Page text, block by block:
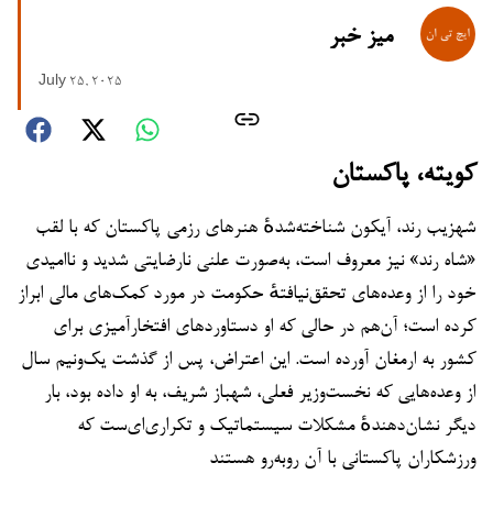
میز خبر
July 25, 2025
کویته، پاکستان
شهزیب رند، آیکون شناخته‌شدهٔ هنرهای رزمی پاکستان که با لقب
«شاه رند» نیز معروف است، به‌صورت علنی نارضایتی شدید و ناامیدی
خود را از وعده‌های تحقق‌نیافتهٔ حکومت در مورد کمک‌های مالی ابراز
کرده است؛ آن‌هم در حالی که او دستاوردهای افتخارآمیزی برای
کشور به ارمغان آورده است. این اعتراض، پس از گذشت یک‌ونیم سال
از وعده‌هایی که نخست‌وزیر فعلی، شهباز شریف، به او داده بود، بار
دیگر نشان‌دهندهٔ مشکلات سیستماتیک و تکراری‌ای‌ست که
ورزشکاران پاکستانی با آن روبه‌رو هستند